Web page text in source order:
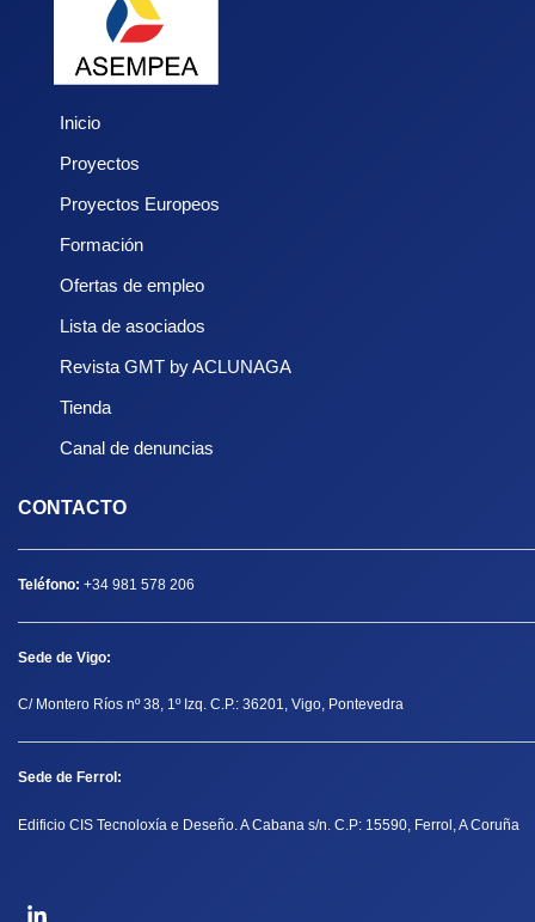
Inicio
Proyectos
Proyectos Europeos
Formación
Ofertas de empleo
Lista de asociados
Revista GMT by ACLUNAGA
Tienda
Canal de denuncias
CONTACTO
Teléfono: +34 981 578 206
Sede de Vigo:
C/ Montero Ríos nº 38, 1º Izq. C.P.: 36201, Vigo, Pontevedra
Sede de Ferrol:
Edificio CIS Tecnoloxía e Deseño. A Cabana s/n. C.P: 15590, Ferrol, A Coruña